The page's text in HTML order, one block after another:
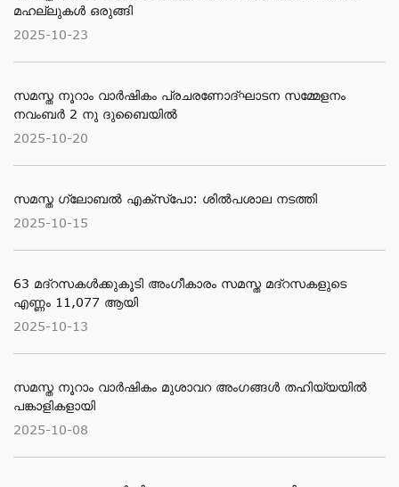
മഹല്ലുകള്‍ ഒരുങ്ങി
2025-10-23
സമസ്ത നൂറാം വാർഷികം പ്രചരണോദ്ഘാടന സമ്മേളനം
നവംബർ 2 നു ദുബൈയിൽ
2025-10-20
സമസ്ത ഗ്ലോബൽ എക്സ്പോ: ശിൽപശാല നടത്തി
2025-10-15
63 മദ്റസകള്‍ക്കുകൂടി അംഗീകാരം സമസ്ത മദ്റസകളുടെ
എണ്ണം 11,077 ആയി
2025-10-13
സമസ്ത നൂറാം വാർഷികം മുശാവറ അംഗങ്ങൾ തഹിയ്യയിൽ
പങ്കാളികളായി
2025-10-08